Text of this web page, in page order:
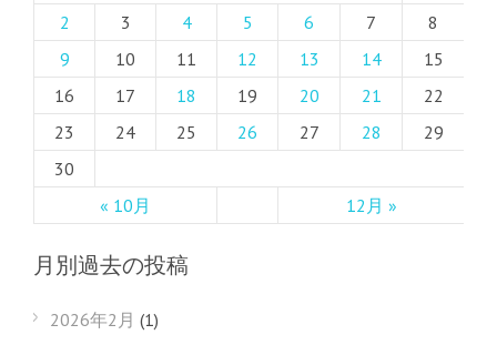
« 10月 12月 »
2
3 4 5 6 7
8
9
10 11 12 13 14
15
16
17 18 19 20 21
22
23
24 25 26 27 28
29
30
月別過去の投稿
2026年2月 (1)